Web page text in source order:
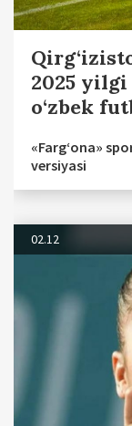
2025
o‘zbek
«Farg‘ona»
versiyasi
02.12